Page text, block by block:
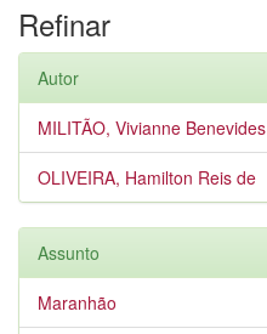
Refinar
Autor
MILITÃO, Vivianne Benevides
OLIVEIRA, Hamilton Reis de
Assunto
Maranhão